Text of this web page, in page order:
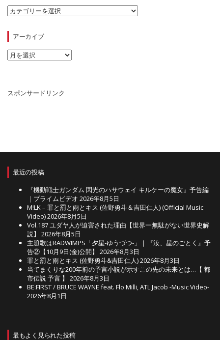
カ
テ
ー
アーカイブ
ア
ー
スポンサードリンク
最近の投稿
『機動戦士ガンダム 閃光のハサウェイ キルケーの魔女』予告編
｜プライムビデオ 2026年8月5日
M!LK – 罪と罰と雨とキス (佐野勇斗＆吉田仁人) (Official Music
Video)2026年8月5日
Vol.187 ユダヤ人が迫害された理由【世界一無駄がない世界史解
説】
2026年8月5日
主題歌はRADWIMPS「夕星-ゆうづつ-」｜『汝、星のごとく』予
告②【10月9日(金)公開】
2026年8月3日
罪と罰と雨とキス (佐野勇斗&吉田仁人)2026年8月3日
当てまくりな200年前の予言小説が示すこの先の未来とは…【 都
市伝説 予言 】
2026年8月3日
BE:FIRST / BRUCE WAYNE feat. Flo Milli, ATL Jacob -Music Video-
2026年8月1日
最もよく見られた投稿